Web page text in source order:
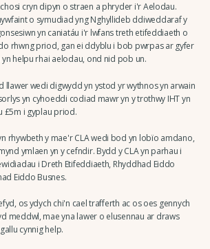
cryn dipyn o straen a phryder i'r Aelodau.
o symudiad yng Nghyllideb ddiweddaraf y
yn caniatáu i'r lwfans treth etifeddiaeth o
rhwng priod, gan ei ddyblu i bob pwrpas ar gyfer
helpu rhai aelodau, ond nid pob un.
llawer wedi digwydd yn ystod yr wythnos yn arwain
yn cyhoeddi codiad mawr yn y trothwy IHT yn
£5m i gyplau priod.
rhywbeth y mae'r CLA wedi bod yn lobïo amdano,
ymlaen yn y cefndir. Bydd y CLA yn parhau i
i Dreth Etifeddiaeth, Rhyddhad Eiddo
Eiddo Busnes.
os ydych chi'n cael trafferth ac os oes gennych
meddwl, mae yna lawer o elusennau ar draws
cynnig help.